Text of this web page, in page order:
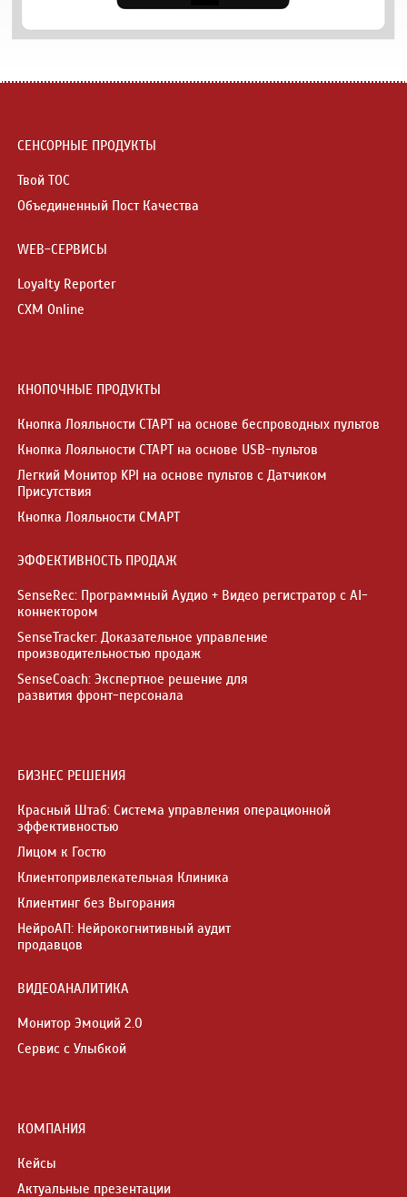
СЕНСОРНЫЕ ПРОДУКТЫ
Твой ТОС
Объединенный Пост Качества
WEB-СЕРВИСЫ
Loyalty Reporter
CXM Online
КНОПОЧНЫЕ ПРОДУКТЫ
Кнопка Лояльности СТАРТ на основе беспроводных пультов
Кнопка Лояльности СТАРТ на основе USB-пультов
Легкий Монитор KPI на основе пультов с Датчиком
Присутствия
Кнопка Лояльности СМАРТ
ЭФФЕКТИВНОСТЬ ПРОДАЖ
SenseRec: Программный Аудио + Видео регистратор с AI-
коннектором
SenseTracker: Доказательное управление
производительностью продаж
SenseCoach: Экспертное решение для
развития фронт-персонала
БИЗНЕС РЕШЕНИЯ
Красный Штаб: Система управления операционной
эффективностью
Лицом к Гостю
Клиентопривлекательная Клиника
Клиентинг без Выгорания
НейроАП: Нейрокогнитивный аудит
продавцов
ВИДЕОАНАЛИТИКА
Монитор Эмоций 2.0
Сервис с Улыбкой
КОМПАНИЯ
Кейсы
Актуальные презентации